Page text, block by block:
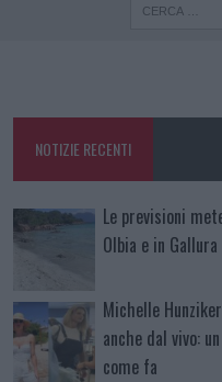
NOTIZIE RECENTI
Le previsioni
Olbia e in Gallura
Michelle
anche dal vivo:
come fa